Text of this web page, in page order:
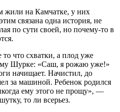
жили на Камчатке, у них
связана одна история, не
по сути своей, но почему-то в
что схватки, а плод уже
Шурке: «Саш, я рожаю уже!»
начищает. Начистил, до
за машиной. Ребенок родился
ему этого не прощу», —
то ли всерьез.